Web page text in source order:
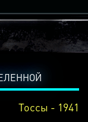
Тоссы - 1941